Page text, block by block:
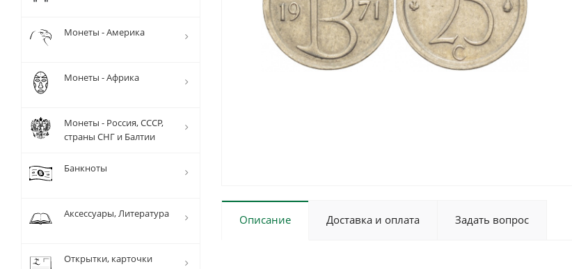
Описание Доставка и оплата Задать вопрос
Монеты - Америка
Монеты - Африка
Монеты - Россия, СССР,
страны СНГ и Балтии
Банкноты
Аксессуары, Литература
Открытки, карточки